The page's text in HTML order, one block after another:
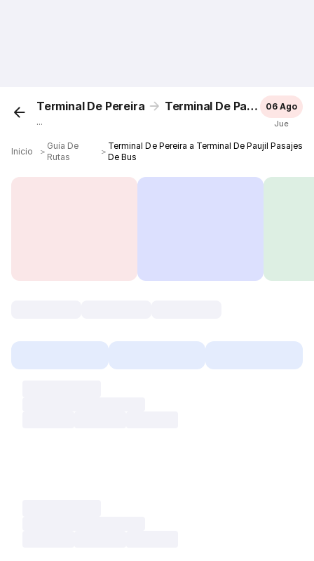
Terminal De Pereira Terminal De Paujil
...
06 Ago
Jue
Inicio ＞
Guía De
Rutas
＞
Terminal De Pereira a Terminal De Paujil Pasajes
De Bus